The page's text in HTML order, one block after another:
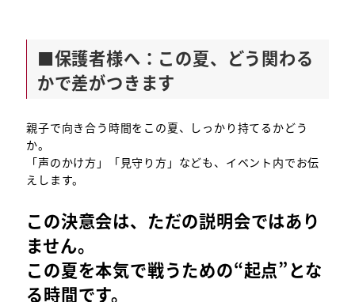
■保護者様へ：この夏、どう関わる
かで差がつきます
親子で向き合う時間をこの夏、しっかり持てるかどう
か。
「声のかけ方」「見守り方」なども、イベント内でお伝
えします。
この決意会は、ただの説明会ではあり
ません。
この夏を本気で戦うための“起点”とな
る時間です。